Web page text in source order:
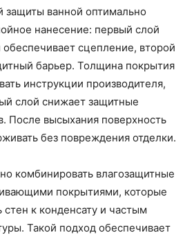
защиты ванной оптимально
нанесение: первый слой
обеспечивает сцепление, второй
барьер. Толщина покрытия
инструкции производителя,
слой снижает защитные
После высыхания поверхность
без повреждения отделки.
комбинировать влагозащитные
покрытиями, которые
к конденсату и частым
Такой подход обеспечивает